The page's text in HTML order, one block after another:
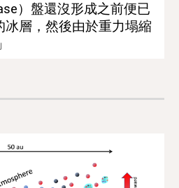
） 盤還沒形成之前便已
冰層，然後由於重力塌縮